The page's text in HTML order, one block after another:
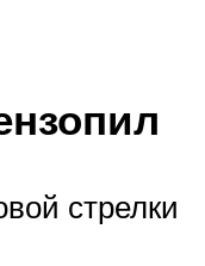
стрелки